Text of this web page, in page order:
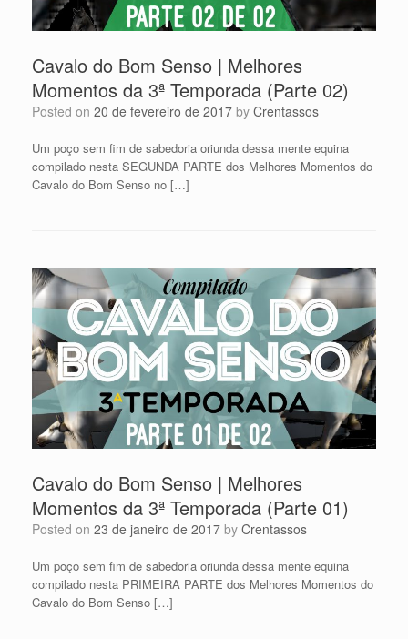
Cavalo do Bom Senso | Melhores
Momentos da 3ª Temporada (Parte 02)
Posted on 20 de fevereiro de 2017 by Crentassos
Um poço sem fim de sabedoria oriunda dessa mente equina
compilado nesta SEGUNDA PARTE dos Melhores Momentos do
Cavalo do Bom Senso no […]
Cavalo do Bom Senso | Melhores
Momentos da 3ª Temporada (Parte 01)
Posted on 23 de janeiro de 2017 by Crentassos
Um poço sem fim de sabedoria oriunda dessa mente equina
compilado nesta PRIMEIRA PARTE dos Melhores Momentos do
Cavalo do Bom Senso […]